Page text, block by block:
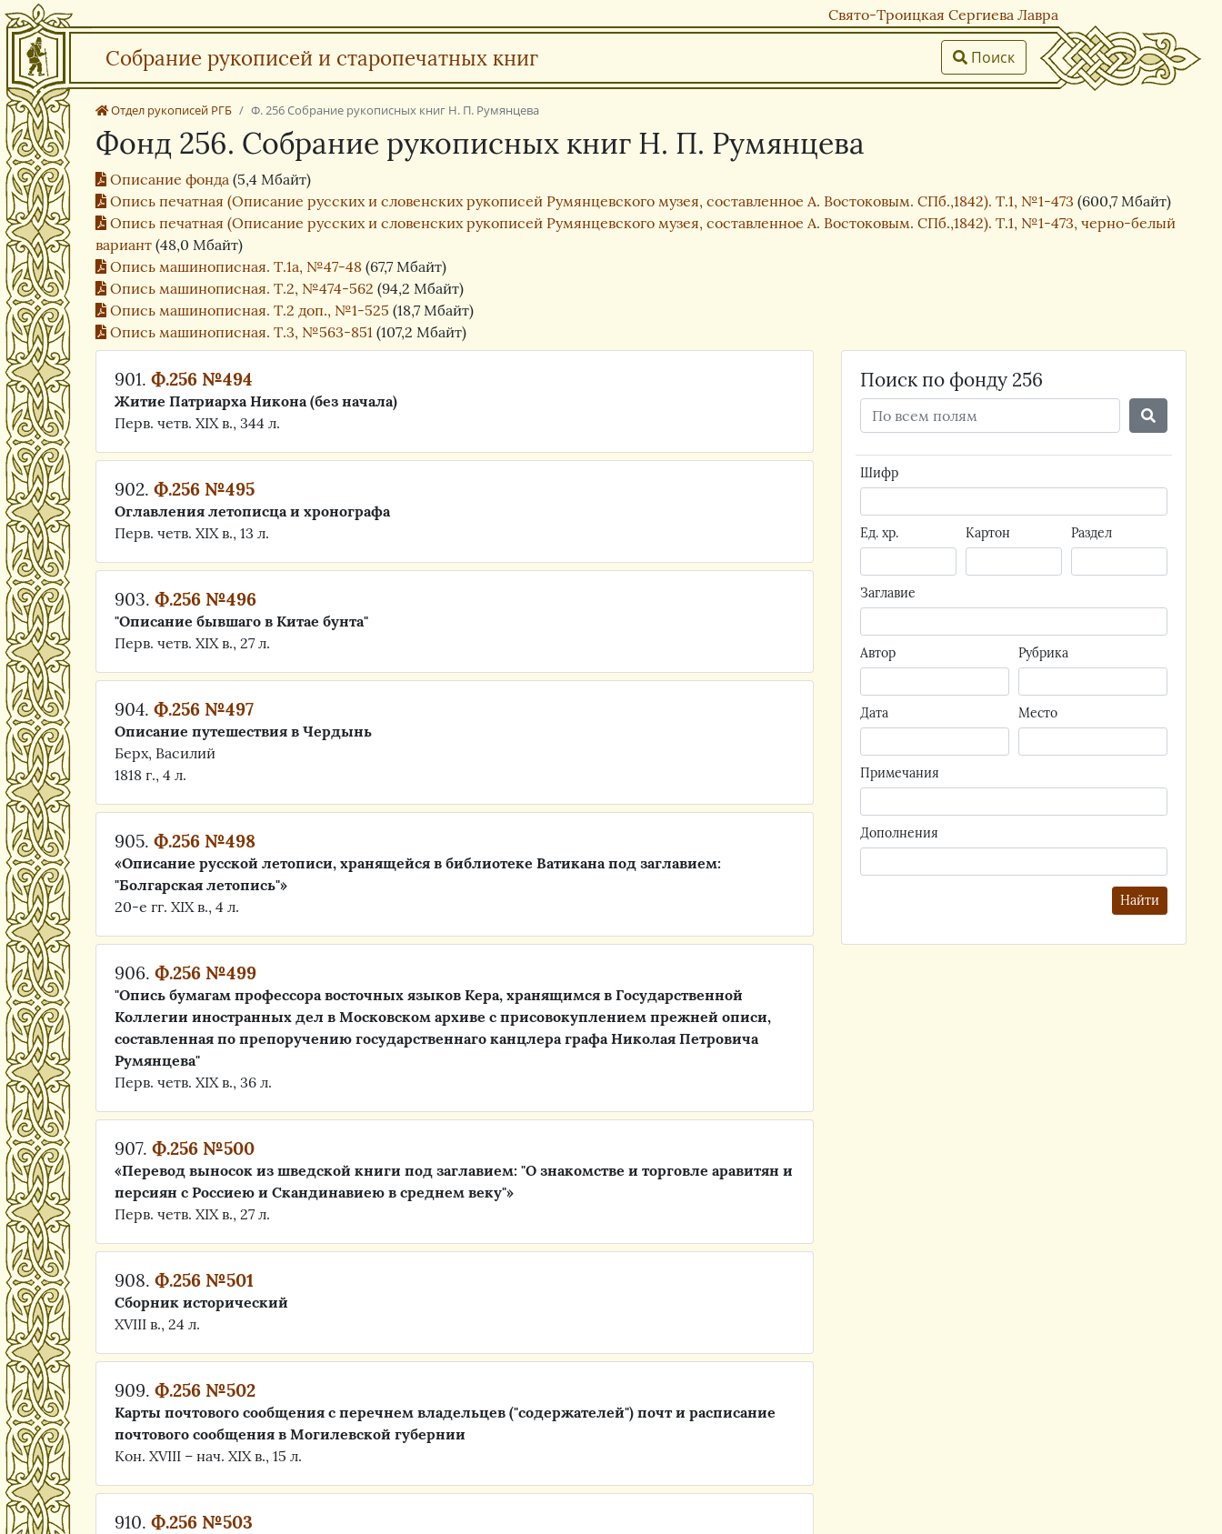
Свято-Троицкая Сергиева Лавра
Собрание рукописей и старопечатных книг Поиск
Отдел рукописей РГБ Ф. 256 Собрание рукописных книг Н. П. Румянцева
Фонд 256. Собрание рукописных книг Н. П. Румянцева
Описание фонда (5,4 Мбайт)
Опись печатная (Описание русских и словенских рукописей Румянцевского музея, составленное А. Востоковым. СПб.,1842). Т.1, №1-473 (600,7 Мбайт)
Опись печатная (Описание русских и словенских рукописей Румянцевского музея, составленное А. Востоковым. СПб.,1842). Т.1, №1-473, черно-белый
вариант (48,0 Мбайт)
Опись машинописная. Т.1а, №47-48 (67,7 Мбайт)
Опись машинописная. Т.2, №474-562 (94,2 Мбайт)
Опись машинописная. Т.2 доп., №1-525 (18,7 Мбайт)
Опись машинописная. Т.3, №563-851 (107,2 Мбайт)
901. Ф.256 №494
Житие Патриарха Никона (без начала)
Перв. четв. XIX в., 344 л.
902. Ф.256 №495
Оглавления летописца и хронографа
Перв. четв. XIX в., 13 л.
903. Ф.256 №496
"Описание бывшаго в Китае бунта"
Перв. четв. XIX в., 27 л.
904. Ф.256 №497
Описание путешествия в Чердынь
Берх, Василий
1818 г., 4 л.
905. Ф.256 №498
«Описание русской летописи, хранящейся в библиотеке Ватикана под заглавием:
"Болгарская летопись"»
20-е гг. XIX в., 4 л.
906. Ф.256 №499
"Опись бумагам профессора восточных языков Кера, хранящимся в Государственной
Коллегии иностранных дел в Московском архиве с присовокуплением прежней описи,
составленная по препоручению государственнаго канцлера графа Николая Петровича
Румянцева"
Перв. четв. XIX в., 36 л.
907. Ф.256 №500
«Перевод выносок из шведской книги под заглавием: "О знакомстве и торговле аравитян и
персиян с Россиею и Скандинавиею в среднем веку"»
Перв. четв. XIX в., 27 л.
908. Ф.256 №501
Сборник исторический
XVIII в., 24 л.
909. Ф.256 №502
Карты почтового сообщения с перечнем владельцев ("содержателей") почт и расписание
почтового сообщения в Могилевской губернии
Кон. XVIII – нач. XIX в., 15 л.
910. Ф.256 №503
Поиск по фонду 256
Шифр
Ед. хр. Картон Раздел
Заглавие
Автор Рубрика
Дата Место
Примечания
Дополнения
Найти